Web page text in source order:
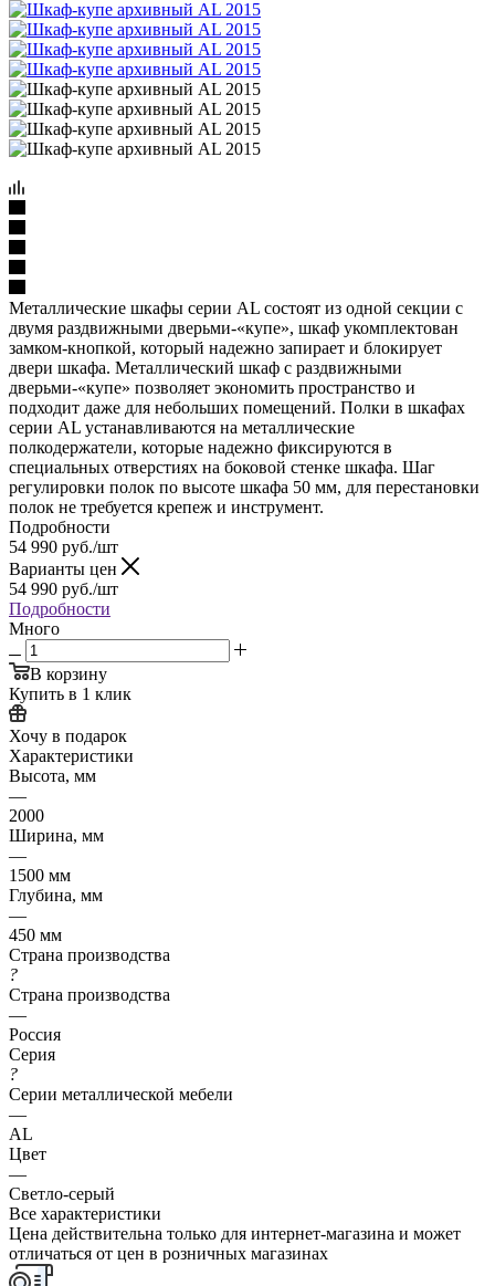
Металлические шкафы серии AL состоят из одной секции с
двумя раздвижными дверьми-«купе», шкаф укомплектован
замком-кнопкой, который надежно запирает и блокирует
двери шкафа. Металлический шкаф с раздвижными
дверьми-«купе» позволяет экономить пространство и
подходит даже для небольших помещений. Полки в шкафах
серии AL устанавливаются на металлические
полкодержатели, которые надежно фиксируются в
специальных отверстиях на боковой стенке шкафа. Шаг
регулировки полок по высоте шкафа 50 мм, для перестановки
полок не требуется крепеж и инструмент.
Подробности
54 990 руб./шт
Варианты цен
54 990 руб./шт
Подробности
Много
В корзину
Купить в 1 клик
Хочу в подарок
Характеристики
Высота, мм
—
2000
Ширина, мм
—
1500 мм
Глубина, мм
—
450 мм
Страна производства
?
Страна производства
—
Россия
Серия
?
Серии металлической мебели
—
АL
Цвет
—
Светло-серый
Все характеристики
Цена действительна только для интернет-магазина и может
отличаться от цен в розничных магазинах